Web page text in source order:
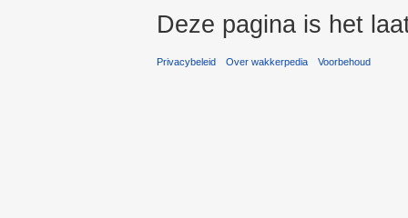
Deze pagina is het
Privacybeleid Over wakkerpedia Voorbehoud